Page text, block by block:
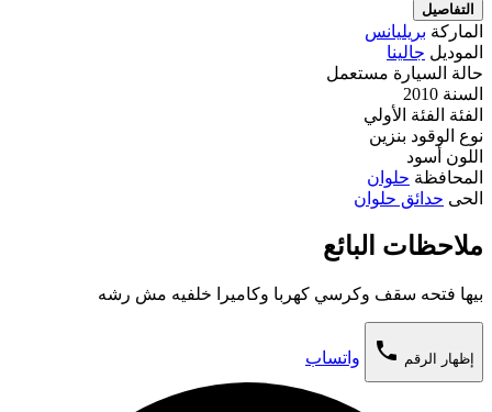
التفاصيل
الماركة بريليانس
الموديل جالينا
حالة السيارة مستعمل
السنة 2010
الفئة الفئة الأولي
نوع الوقود بنزين
اللون أسود
المحافظة حلوان
الحى حدائق حلوان
ملاحظات البائع
بيها فتحه سقف وكرسي كهربا وكاميرا خلفيه مش رشه
إظهار الرقم phone واتساب